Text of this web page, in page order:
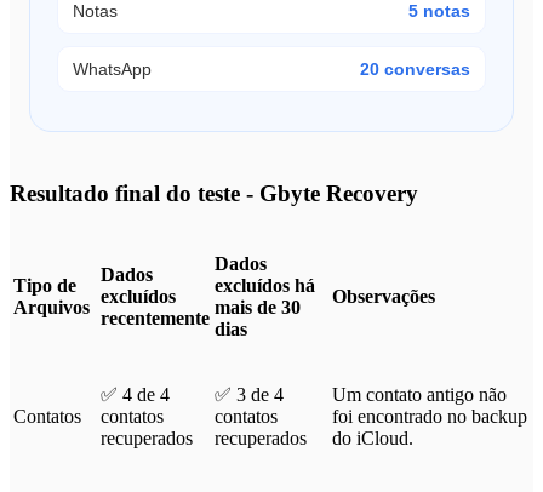
Notas 5 notas
WhatsApp 20 conversas
Resultado final do teste - Gbyte Recovery
Tipo de
Arquivos
Dados
excluídos
recentemente
Dados
excluídos há
mais de 30
dias
Observações
Contatos
✅ 4 de 4
contatos
recuperados
✅ 3 de 4
contatos
recuperados
Um contato antigo não
foi encontrado no backup
do iCloud.